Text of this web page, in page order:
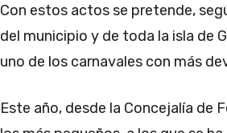
Con estos actos se pretende,
del municipio y de toda la isla de
uno de los carnavales con más
Este año, desde la Concejalía de